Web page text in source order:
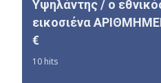
Υψηλάντης / ο
εικοσιένα
€
10 hits